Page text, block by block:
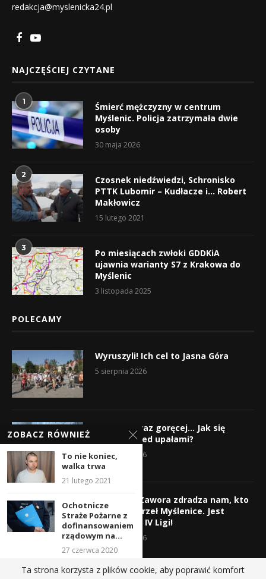
redakcja@myslenicka24.pl
NAJCZĘŚCIEJ CZYTANE
1
Śmierć mężczyzny w centrum
Myślenic. Policja zatrzymała dwie
osoby
30 maja 2026
2
Czosnek niedźwiedzi, Schronisko
PTTK Lubomir – Kudłacze i… Robert
Makłowicz
15 lutego 2021
3
Po miesiącach zwłoki GDDKiA
ujawnia warianty S7 z Krakowa do
Myślenic
3 listopada 2025
POLECAMY
Wyruszyli! Ich cel to Jasna Góra
5 sierpnia 2026
Gorąco, coraz goręcej… Jak się
chronić przed upałami?
4 sierpnia 2026
Krzysztof Zawora zdradza nam, kto
wzmocni Orzeł Myślenice. Jest
nazwisko z IV Ligi!
3 sierpnia 2026
ZOBACZ RÓWNIEŻ
To nie koniec,
walka trwa
21 lutego 2021
Ochotnicze
Straże Pożarne z
dofinansowaniem
rządowym na...
27 czerwca 2020
Dodatek
Ta strona korzysta z plików cookie, aby poprawić komfort